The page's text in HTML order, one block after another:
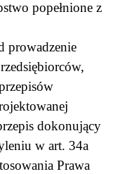
popełnione z
dokonujący
w art. 34a
Prawa